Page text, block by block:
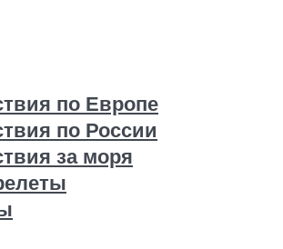
по Европе
по России
за моря